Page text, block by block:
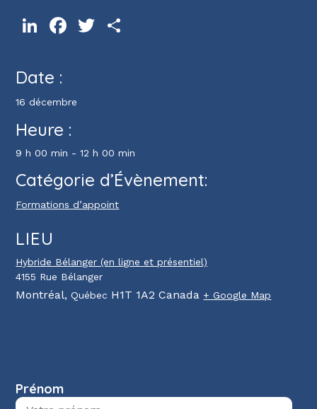
LinkedInFacebookTwitter
Date :
16 décembre
Heure :
9 h 00 min - 12 h 00 min
Catégorie d’Évènement:
Formations d’appoint
LIEU
Hybride Bélanger (en ligne et présentiel)
4155 Rue Bélanger
Montréal, Québec H1T 1A2 Canada + Google Map
Prénom